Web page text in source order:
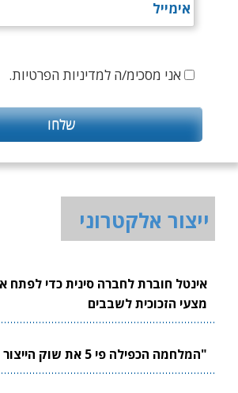
אני מסכימ/ה למדיניות הפרטיות.
ייצור אלקטרוני
אינטל חוברת לחברה סינית כדי
מצעי הזכוכית לשבבים
"המלחמה הכפילה פי 5 את שוק הייצור המיידי"